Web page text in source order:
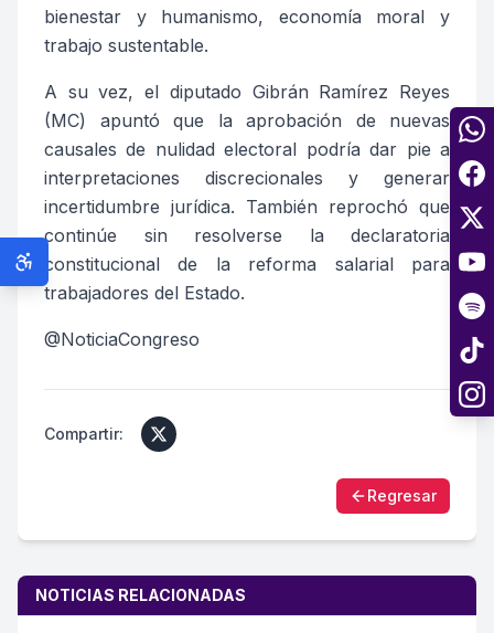
bienestar y humanismo, economía moral y
trabajo sustentable.
A su vez, el diputado Gibrán Ramírez Reyes
(MC) apuntó que la aprobación de nuevas
causales de nulidad electoral podría dar pie a
interpretaciones discrecionales y generar
incertidumbre jurídica. También reprochó que
continúe sin resolverse la declaratoria
constitucional de la reforma salarial para
trabajadores del Estado.
@NoticiaCongreso
Compartir:
Regresar
NOTICIAS RELACIONADAS